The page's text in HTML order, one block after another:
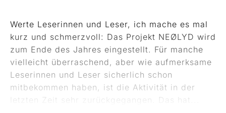
Werte Leserinnen und Leser, ich mache es mal
kurz und schmerzvoll: Das Projekt NEØLYD wird
zum Ende des Jahres eingestellt. Für manche
vielleicht überraschend, aber wie aufmerksame
Leserinnen und Leser sicherlich schon
mitbekommen haben, ist die Aktivität in der
letzten Zeit sehr zurückgegangen. Das hat...